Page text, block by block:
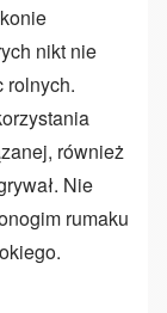
nikt nie
rolnych.
również
Nie
rumaku